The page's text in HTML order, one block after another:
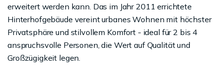
erweitert werden kann. Das im Jahr 2011 errichtete
Hinterhofgebäude vereint urbanes Wohnen mit höchster
Privatsphäre und stilvollem Komfort - ideal für 2 bis 4
anspruchsvolle Personen, die Wert auf Qualität und
Großzügigkeit legen.